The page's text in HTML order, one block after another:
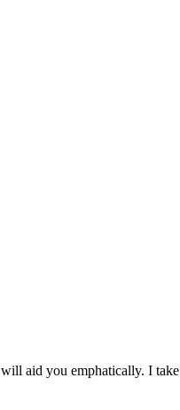
aid you emphatically. I